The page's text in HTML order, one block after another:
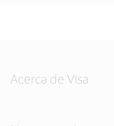
Acerca de Visa